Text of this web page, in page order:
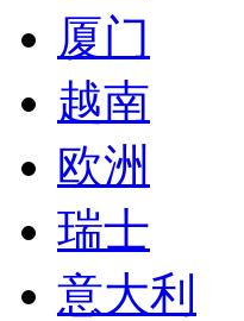
厦门
越南
欧洲
瑞士
意大利